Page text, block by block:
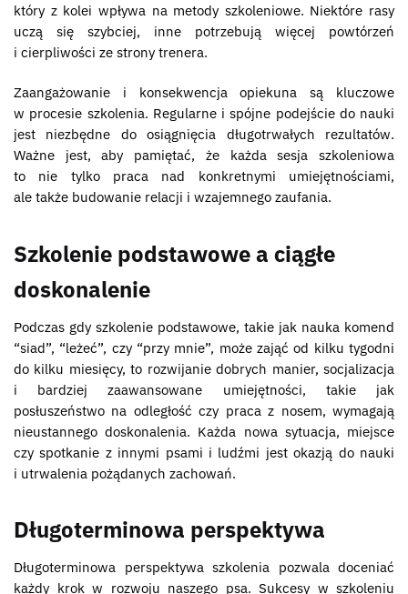
który z kolei wpływa na metody szkoleniowe. Niektóre rasy
uczą się szybciej, inne potrzebują więcej powtórzeń
i cierpliwości ze strony trenera.
Zaangażowanie i konsekwencja opiekuna są kluczowe
w procesie szkolenia. Regularne i spójne podejście do nauki
jest niezbędne do osiągnięcia długotrwałych rezultatów.
Ważne jest, aby pamiętać, że każda sesja szkoleniowa
to nie tylko praca nad konkretnymi umiejętnościami,
ale także budowanie relacji i wzajemnego zaufania.
Szkolenie podstawowe a ciągłe
doskonalenie
Podczas gdy szkolenie podstawowe, takie jak nauka komend
“siad”, “leżeć”, czy “przy mnie”, może zająć od kilku tygodni
do kilku miesięcy, to rozwijanie dobrych manier, socjalizacja
i bardziej zaawansowane umiejętności, takie jak
posłuszeństwo na odległość czy praca z nosem, wymagają
nieustannego doskonalenia. Każda nowa sytuacja, miejsce
czy spotkanie z innymi psami i ludźmi jest okazją do nauki
i utrwalenia pożądanych zachowań.
Długoterminowa perspektywa
Długoterminowa perspektywa szkolenia pozwala doceniać
każdy krok w rozwoju naszego psa. Sukcesy w szkoleniu